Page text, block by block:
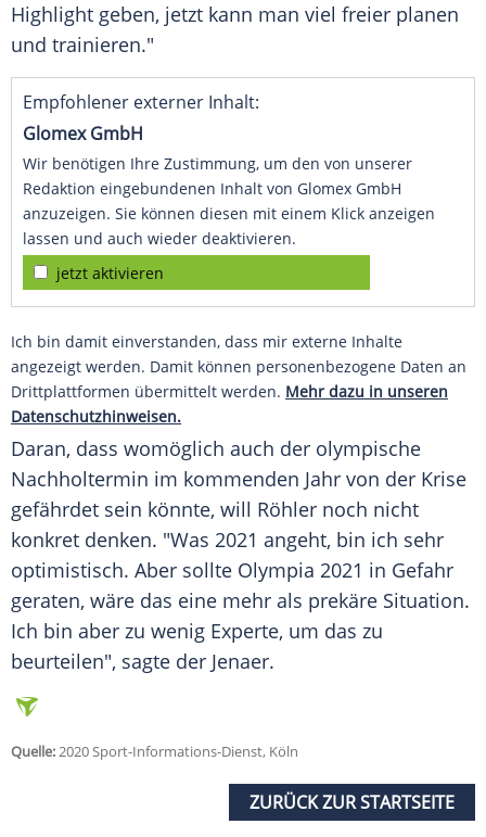
Highlight geben, jetzt kann man viel freier planen
und trainieren."
Empfohlener externer Inhalt:
Glomex GmbH
Wir benötigen Ihre Zustimmung, um den von unserer
Redaktion eingebundenen Inhalt von Glomex GmbH
anzuzeigen. Sie können diesen mit einem Klick anzeigen
lassen und auch wieder deaktivieren.
jetzt aktivieren
Ich bin damit einverstanden, dass mir externe Inhalte
angezeigt werden. Damit können personenbezogene Daten an
Drittplattformen übermittelt werden. Mehr dazu in unseren
Datenschutzhinweisen.
Daran, dass womöglich auch der olympische
Nachholtermin im kommenden Jahr von der Krise
gefährdet sein könnte, will Röhler noch nicht
konkret denken. "Was 2021 angeht, bin ich sehr
optimistisch. Aber sollte Olympia 2021 in Gefahr
geraten, wäre das eine mehr als prekäre Situation.
Ich bin aber zu wenig Experte, um das zu
beurteilen", sagte der Jenaer.
Quelle:2020 Sport-Informations-Dienst, Köln
ZURÜCK ZUR STARTSEITE